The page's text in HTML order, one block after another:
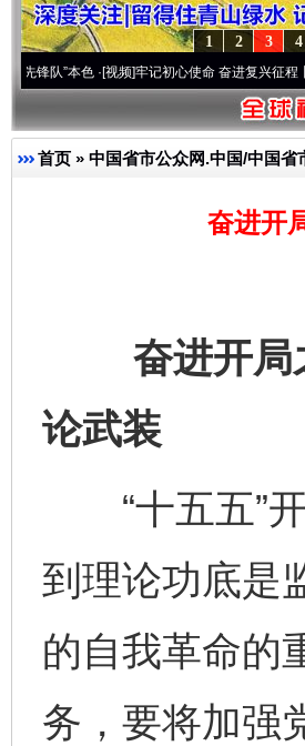
4
3
2
1
本色·[视频]牢记初心使命 奋进复兴征程丨宝塔山下
首页 » 中国省市公众网.中国/中国省
奋进开
奋进开局之
论武装
“十五五”开
到理论功底是
的自我革命的
务，要将加强